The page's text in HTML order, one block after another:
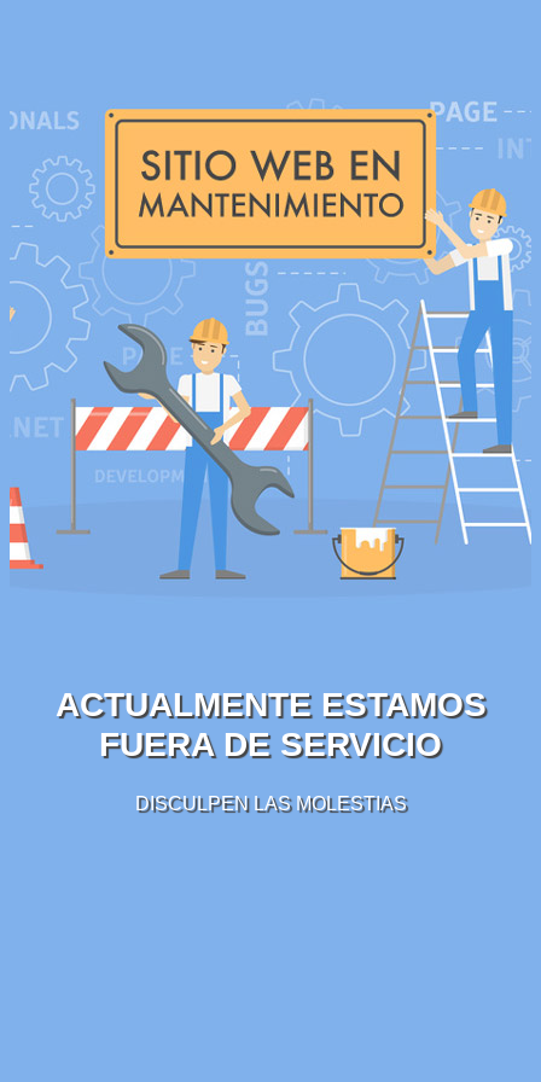
ACTUALMENTE ESTAMOS
FUERA DE SERVICIO
DISCULPEN LAS MOLESTIAS